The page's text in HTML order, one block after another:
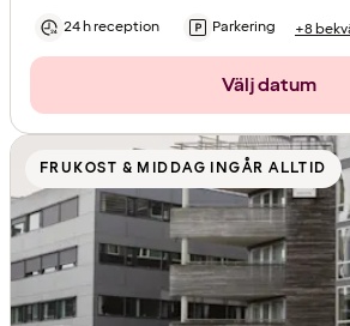
24 h reception Parkering +8
Välj datum
FRUKOST & MIDDAG INGÅR ALLTID